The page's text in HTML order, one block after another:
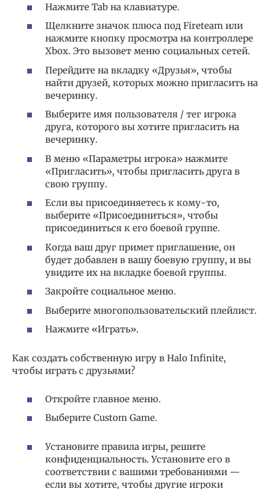
Нажмите Tab на клавиатуре.
Щелкните значок плюса под Fireteam или
нажмите кнопку просмотра на контроллере
Xbox. Это вызовет меню социальных сетей.
Перейдите на вкладку «Друзья», чтобы
найти друзей, которых можно пригласить на
вечеринку.
Выберите имя пользователя / тег игрока
друга, которого вы хотите пригласить на
вечеринку.
В меню «Параметры игрока» нажмите
«Пригласить», чтобы пригласить друга в
свою группу.
Если вы присоединяетесь к кому-то,
выберите «Присоединиться», чтобы
присоединиться к его боевой группе.
Когда ваш друг примет приглашение, он
будет добавлен в вашу боевую группу, и вы
увидите их на вкладке боевой группы.
Закройте социальное меню.
Выберите многопользовательский плейлист.
Нажмите «Играть».
Как создать собственную игру в Halo Infinite,
чтобы играть с друзьями?
Откройте главное меню.
Выберите Custom Game.
Установите правила игры, решите
конфиденциальность. Установите его в
соответствии с вашими требованиями —
если вы хотите, чтобы другие игроки